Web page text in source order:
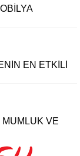
EN ETKILI
VE